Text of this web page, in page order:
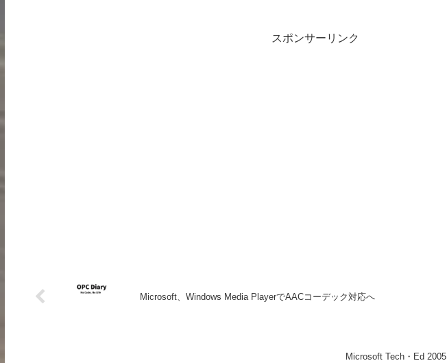
スポンサーリンク
Microsoft、Windows Media PlayerでAACコーデック対応へ
Microsoft Tech・Ed